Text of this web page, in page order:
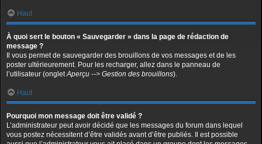
Haut
À quoi sert le bouton « Sauvegarder » dans la page de rédaction de
message ?
Il vous permet de sauvegarder des brouillons de vos messages et de les
poster ultérieurement. Pour les recharger, allez dans le panneau de
l’utilisateur (ongletAperçu --> Gestion des brouillons).
Haut
Pourquoi mon message doit être validé ?
L’administrateur peut avoir décidé que les messages du forum dans lequel
vous postez nécessitent d’être validés avant d’être publiés. Il est possible